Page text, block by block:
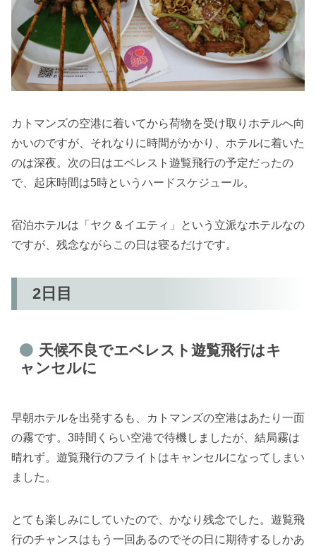
カトマンズの空港に着いてから荷物を受け取りホテルへ向
かいのですが、それなりに時間がかかり、ホテルに着いた
のは深夜。次の日はエベレスト遊覧飛行の予定だったの
で、起床時間は5時というハードスケジュール。
宿泊ホテルは「ヤク＆イエティ」という立派なホテルなの
ですが、残念ながらこの日は寝るだけです。
2日目
天候不良でエベレスト遊覧飛行はキ
ャンセルに
早朝ホテルを出発するも、カトマンズの空港はあたり一面
の霧です。3時間くらい空港で待機しましたが、結局霧は
晴れず。遊覧飛行のフライトはキャンセルになってしまい
ました。
とても楽しみにしていたので、かなり残念でした。遊覧飛
行のチャンスはもう一回あるのでその日に期待するしかあ